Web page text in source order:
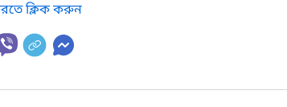
ক্লিক করুন